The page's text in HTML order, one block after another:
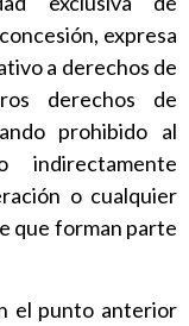
expresa
a derechos de
derechos de
prohibido al
o cualquier
que forman parte
el punto anterior